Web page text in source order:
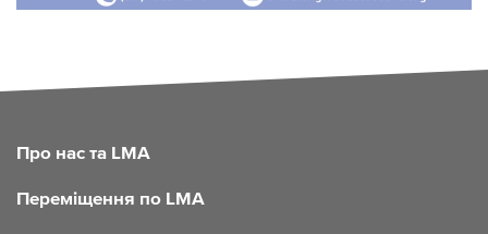
FOOTER
Про нас та LMA
Переміщення по LMA